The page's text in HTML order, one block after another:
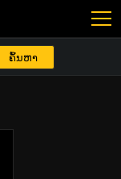
ຄົ້ນຫາ